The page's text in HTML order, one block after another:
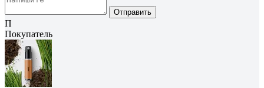
Отправить
П
Покупатель